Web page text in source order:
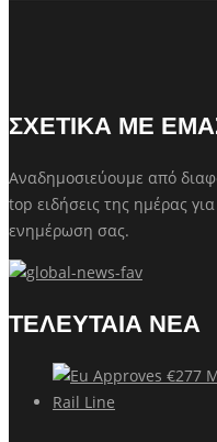
ΣΧΕΤΙΚΑ ΜΕ
Αναδημοσιεύουμε από
top ειδήσεις της ημέρας
ενημέρωση σας.
ΤΕΛΕΥΤΑΙΑ ΝΕΑ